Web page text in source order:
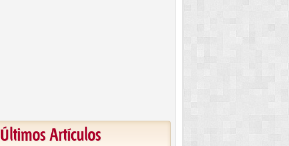
Últimos Artículos